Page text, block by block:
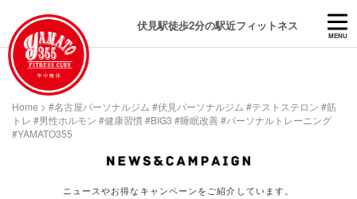
伏見駅徒歩2分の駅近フィットネス
MENU
Home > #名古屋パーソナルジム #伏見パーソナルジム #テストステロン #筋
トレ #男性ホルモン #健康習慣 #BIG3 #睡眠改善 #パーソナルトレーニング
#YAMATO355
ニュースやお得なキャンペーンをご紹介しています。